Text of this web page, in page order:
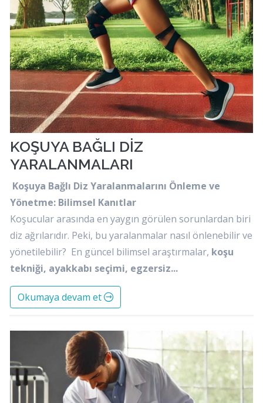
KOŞUYA BAĞLI DİZ
YARALANMALARI
Koşuya Bağlı Diz Yaralanmalarını Önleme ve
Yönetme: Bilimsel Kanıtlar
Koşucular arasında en yaygın görülen sorunlardan biri
diz ağrılarıdır. Peki, bu yaralanmalar nasıl önlenebilir ve
yönetilebilir? En güncel bilimsel araştırmalar, koşu
tekniği, ayakkabı seçimi, egzersiz...
Okumaya devam et